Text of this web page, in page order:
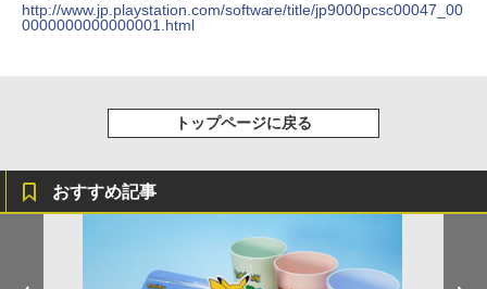
￥8,698
【Amazon.co.jp限定】劇場版モノノ怪
第三章 蛇神 (オリジナル特典:オリジナル
巾着＋メーカー特典:【坤と離】二振りの
http://www.jp.playstation.com/software/title/jp9000pcsc00047_00
0000000000000001.html
トップページに戻る
おすすめ記事